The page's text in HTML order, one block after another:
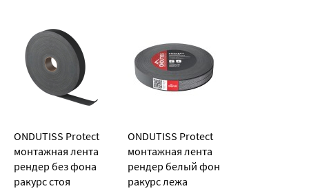
ONDUTISS Protect
монтажная лента
рендер без фона
ракурс стоя
ONDUTISS Protect
монтажная лента
рендер белый фон
ракурс лежа